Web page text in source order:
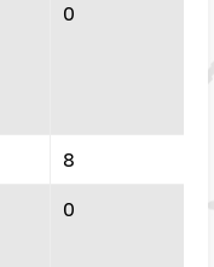
0
8
0